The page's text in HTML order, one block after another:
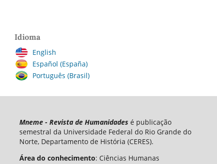
Idioma
English
Español (España)
Português (Brasil)
Mneme - Revista de Humanidades é publicação
semestral da Universidade Federal do Rio Grande do
Norte, Departamento de História (CERES).
Área do conhecimento: Ciências Humanas